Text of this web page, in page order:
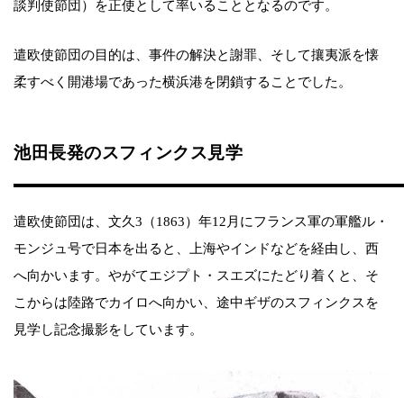
談判使節団）を正使として率いることとなるのです。
遣欧使節団の目的は、事件の解決と謝罪、そして攘夷派を懐
柔すべく開港場であった横浜港を閉鎖することでした。
池田長発のスフィンクス見学
遣欧使節団は、文久3（1863）年12月にフランス軍の軍艦ル・
モンジュ号で日本を出ると、上海やインドなどを経由し、西
へ向かいます。やがてエジプト・スエズにたどり着くと、そ
こからは陸路でカイロへ向かい、途中ギザのスフィンクスを
見学し記念撮影をしています。